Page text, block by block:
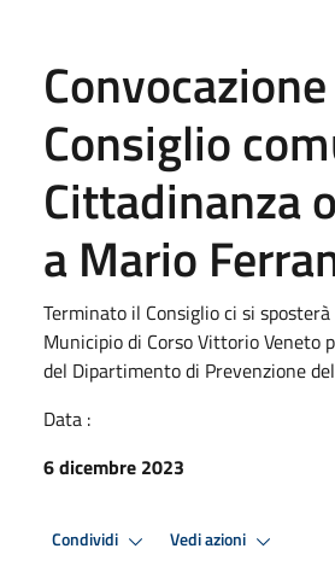
Convocazione
Consiglio
Cittadinanza
a Mario
Terminato il Consiglio ci si sposterà
Municipio di Corso Vittorio Veneto
del Dipartimento di Prevenzione
Data :
6 dicembre 2023
Condividi Vedi azioni